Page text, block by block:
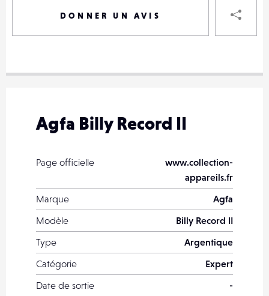
DONNER UN AVIS
VOTRE
EMAIL
Agfa Billy Record II
Page officielle
www.collection-
appareils.fr
Marque
Agfa
Modèle
Billy Record II
Type
Argentique
Catégorie
Expert
Date de sortie
-